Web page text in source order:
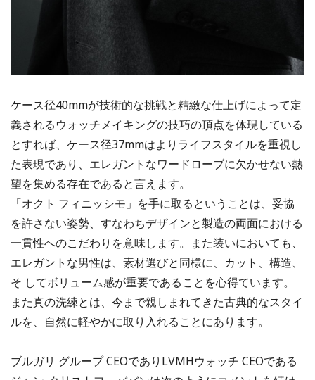
ケース径40mmが技術的な挑戦と精緻な仕上げによって定
義されるウォッチメイキングの技巧の頂点を体現している
とすれば、ケース径37mmはよりライフスタイルを重視し
た表現であり、エレガントなワードローブに欠かせない熱
望を集める存在であると言えます。
「オクト フィニッシモ」を手に取るということは、妥協
を許さない姿勢、すなわちデザインと製造の両面における
一貫性へのこだわりを意味します。また装いにおいても、
エレガントな男性は、素材選びと同様に、カット、構造、
そ してボリューム感が重要であることを心得ています。
また真の洗練とは、今まで親しまれてきた古典的なスタイ
ルを、自然に軽やかに取り入れることにあります。
ブルガリ グループ CEOでありLVMHウォッチ CEOである